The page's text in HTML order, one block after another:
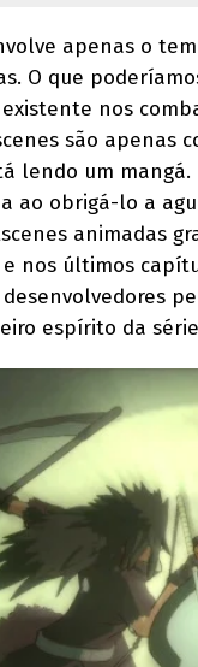
apenas o
O que
nos
são apenas
lendo um
ao obrigá-lo a
animadas
nos últimos
espírito da